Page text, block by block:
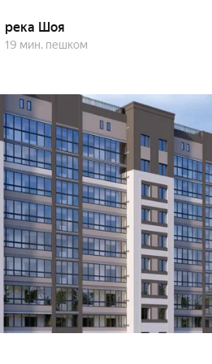
рационально распределять
для важных дел и отдыха.
по магазинам или встречи
коротких маршрутов в
поможет найти
которая связывает
река Шоя
19 мин. пешком